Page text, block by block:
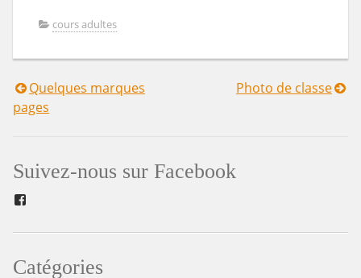
cours adultes
Navigation
l’article
Quelques marques
pages
Photo de classe
Suivez-nous sur Facebook
Catégories